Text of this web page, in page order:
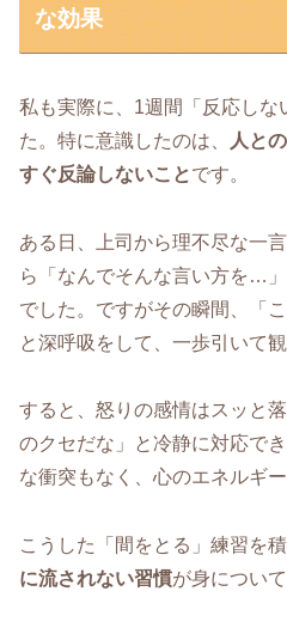
な効果
私も実際に、1週間「反応しな
た。特に意識したのは、
人と
すぐ反論しないことです。
ある日、上司から理不尽な一
ら「なんでそんな言い方を…
でした。ですがその瞬間、「
と深呼吸をして、一歩引いて
すると、怒りの感情はスッと
のクセだな」と冷静に対応で
な衝突もなく、心のエネルギ
こうした「間をとる」練習を
に流されない習慣が身につい